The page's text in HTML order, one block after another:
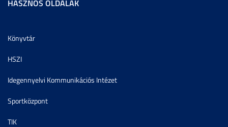
HASZNOS OLDALAK
Könyvtár
HSZI
Idegennyelvi Kommunikációs Intézet
Sportközpont
TIK